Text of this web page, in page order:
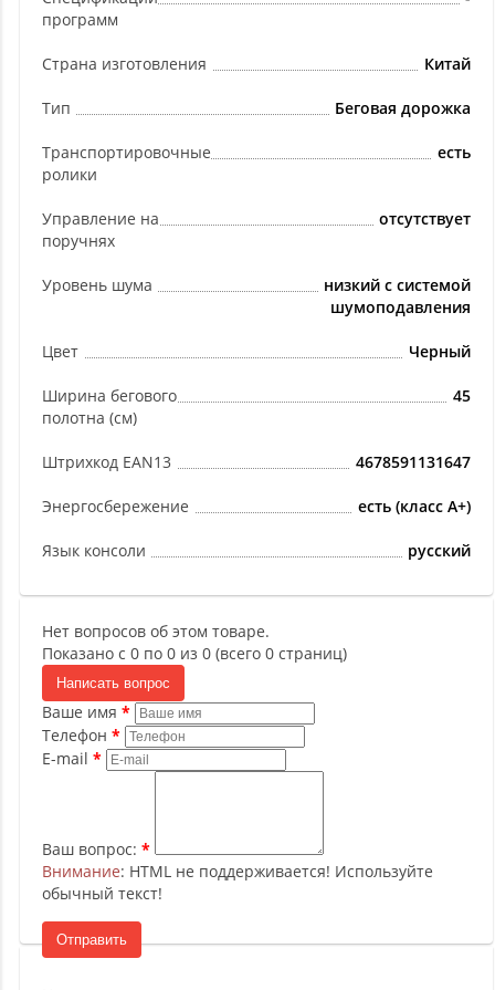
программ
Страна изготовления Китай
Тип Беговая дорожка
Транспортировочные
ролики
есть
Управление на
поручнях
отсутствует
Уровень шума
низкий с системой
шумоподавления
Цвет Черный
Ширина бегового
полотна (см)
45
Штрихкод EAN13 4678591131647
Энергосбережение есть (класс А+)
Язык консоли русский
Нет вопросов об этом товаре.
Показано с 0 по 0 из 0 (всего 0 страниц)
Написать вопрос
Ваше имя
Телефон
E-mail
Ваш вопрос:
Внимание: HTML не поддерживается! Используйте
обычный текст!
Отправить